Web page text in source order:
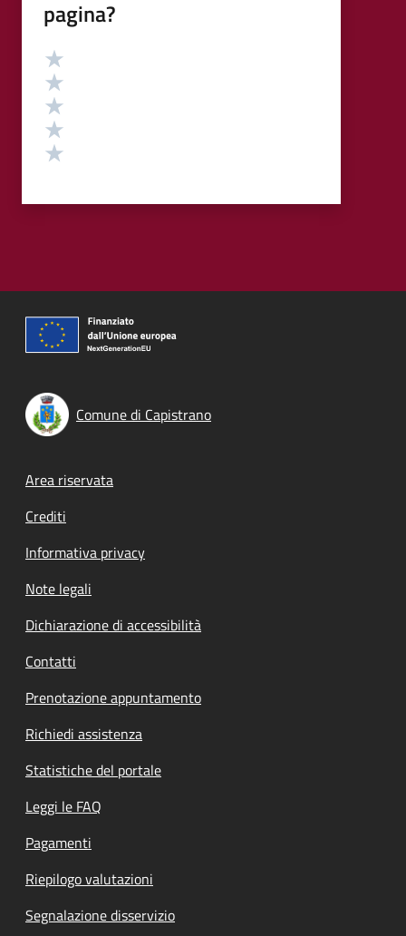
pagina?
Valutazione
Comune di Capistrano
Footer menu
Area riservata
Crediti
Informativa privacy
Note legali
Dichiarazione di accessibilità
Contatti
Prenotazione appuntamento
Richiedi assistenza
Statistiche del portale
Leggi le FAQ
Pagamenti
Riepilogo valutazioni
Segnalazione disservizio